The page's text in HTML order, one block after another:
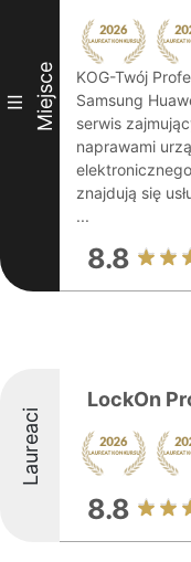
III Miejsce
KOG-Twój
Samsung
serwis
naprawami
znajdują się
...
8.8
Laureaci
LockOn
8.8